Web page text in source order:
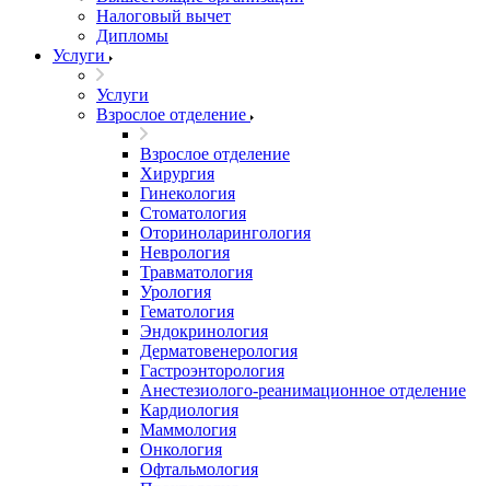
Налоговый вычет
Дипломы
Услуги
Услуги
Взрослое отделение
Взрослое отделение
Хирургия
Гинекология
Стоматология
Оториноларингология
Неврология
Травматология
Урология
Гематология
Эндокринология
Дерматовенерология
Гастроэнторология
Анестезиолого-реанимационное отделение
Кардиология
Маммология
Онкология
Офтальмология